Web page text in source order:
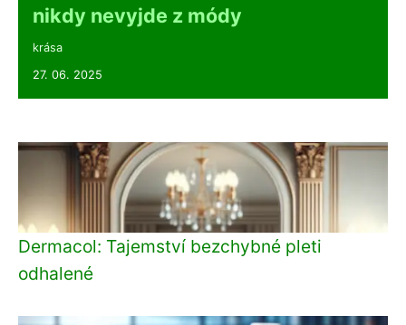
nikdy nevyjde z módy
krása
27. 06. 2025
Dermacol: Tajemství bezchybné pleti
odhalené